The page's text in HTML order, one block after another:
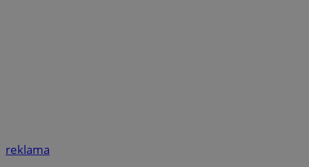
reklama